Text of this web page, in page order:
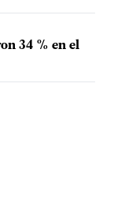
34 % en el